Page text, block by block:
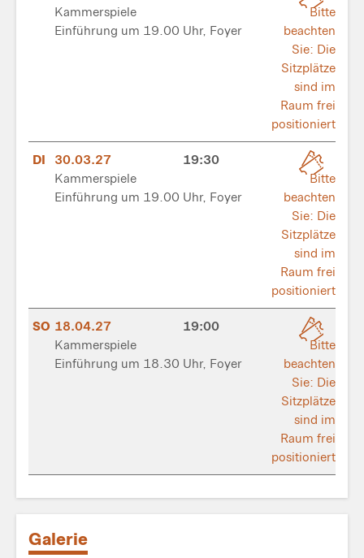
Kammerspiele
Einführung um 19.00 Uhr, Foyer
Bitte
beachten
Sie: Die
Sitzplätze
sind im
Raum frei
positioniert
DI 30.03.27
19:30
Kammerspiele
Einführung um 19.00 Uhr, Foyer
Bitte
beachten
Sie: Die
Sitzplätze
sind im
Raum frei
positioniert
SO 18.04.27
19:00
Kammerspiele
Einführung um 18.30 Uhr, Foyer
Bitte
beachten
Sie: Die
Sitzplätze
sind im
Raum frei
positioniert
Galerie